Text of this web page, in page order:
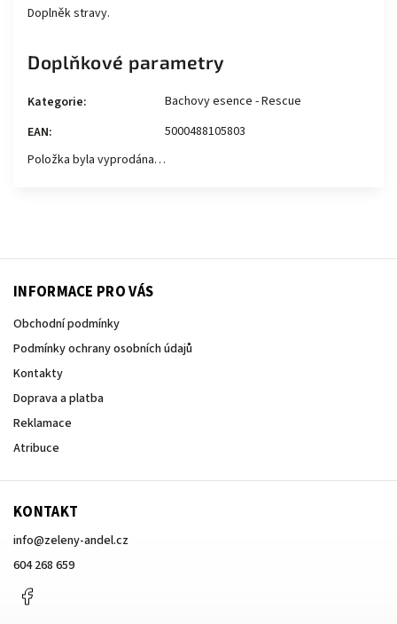
Doplněk stravy.
Doplňkové parametry
Kategorie:
Bachovy esence - Rescue
EAN:
5000488105803
Položka byla vyprodána…
INFORMACE PRO VÁS
Obchodní podmínky
Podmínky ochrany osobních údajů
Kontakty
Doprava a platba
Reklamace
Atribuce
KONTAKT
info@zeleny-andel.cz
604 268 659